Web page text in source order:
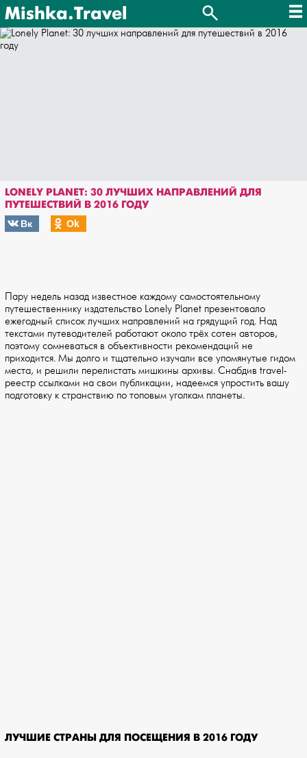
Mishka.Travel
LONELY PLANET: 30 ЛУЧШИХ НАПРАВЛЕНИЙ ДЛЯ
ПУТЕШЕСТВИЙ В 2016 ГОДУ
Вк
Оk
Пару недель назад известное каждому самостоятельному
путешественнику издательство Lonely Planet презентовало
ежегодный список лучших направлений на грядущий год. Над
текстами путеводителей работают около трёх сотен авторов,
поэтому сомневаться в объективности рекомендаций не
приходится. Мы долго и тщательно изучали все упомянутые гидом
места, и решили перелистать мишкины архивы. Снабдив travel-
реестр ссылками на свои публикации, надеемся упростить вашу
подготовку к странствию по топовым уголкам планеты.
ЛУЧШИЕ СТРАНЫ ДЛЯ ПОСЕЩЕНИЯ В 2016 ГОДУ